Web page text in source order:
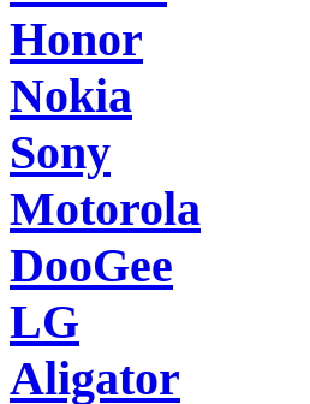
Honor
Nokia
Sony
Motorola
DooGee
LG
Aligator